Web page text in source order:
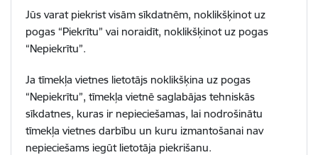
Jūs varat piekrist visām sīkdatnēm, noklikšķinot uz
pogas “Piekrītu” vai noraidīt, noklikšķinot uz pogas
“Nepiekrītu”.
Ja tīmekļa vietnes lietotājs noklikšķina uz pogas
“Nepiekrītu”, tīmekļa vietnē saglabājas tehniskās
sīkdatnes, kuras ir nepieciešamas, lai nodrošinātu
tīmekļa vietnes darbību un kuru izmantošanai nav
nepieciešams iegūt lietotāja piekrišanu.